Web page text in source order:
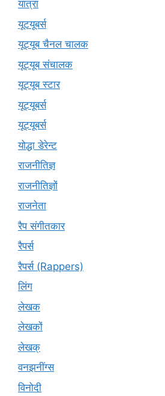
यात्रा
यूटयूबर्स
यूट्यूब चैनल चालक
यूट्यूब संचालक
यूट्यूब स्टार
यूट्यूबर्स
यूट्‍यूबर्स
योद्धा डेरेन्ट
राजनीतिज्ञ
राजनीतिज्ञों
राजनेता
रैप संगीतकार
रैपर्स
रैपर्स (Rappers)
लिंग
लेखक
लेखकों
लेखक्
वनझनींग्स
विनोदी